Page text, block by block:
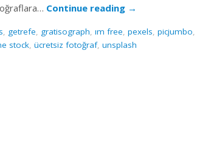
Continue reading →
, getrefe, gratisograph, ım free, pexels, picjumbo,
stock, ücretsiz fotoğraf, unsplash